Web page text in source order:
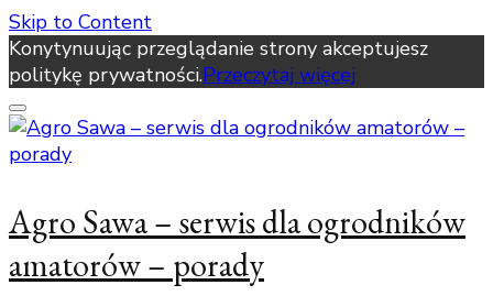
Skip to Content
Konytynuując przeglądanie strony akceptujesz
politykę prywatności.Przeczytaj więcej
Agro Sawa – serwis dla ogrodników
amatorów – porady